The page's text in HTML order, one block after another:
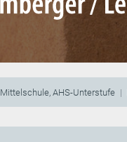
Mittelschule, AHS-Unterstufe